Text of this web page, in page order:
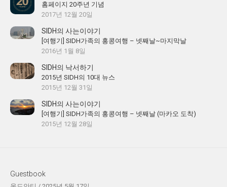
홈페이지 20주년 기념
2017년 12월 20일
SIDH의 사는이야기
[여행기] SIDH가족의 홍콩여행 – 넷째날~마지막날
2016년 1월 8일
SIDH의 낙서하기
2015년 SIDH의 10대 뉴스
2015년 12월 31일
SIDH의 사는이야기
[여행기] SIDH가족의 홍콩여행 – 넷째날 (마카오 도착)
2015년 12월 28일
Guestbook